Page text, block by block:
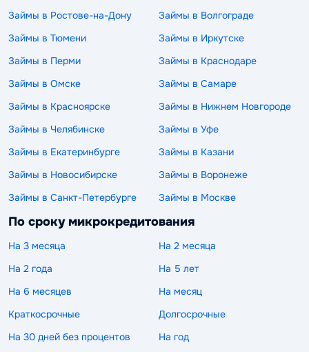
Займы в Ростове-на-Дону
Займы в Волгограде
Займы в Тюмени
Займы в Иркутске
Займы в Перми
Займы в Краснодаре
Займы в Омске
Займы в Самаре
Займы в Красноярске
Займы в Нижнем Новгороде
Займы в Челябинске
Займы в Уфе
Займы в Екатеринбурге
Займы в Казани
Займы в Новосибирске
Займы в Воронеже
Займы в Санкт-Петербурге
Займы в Москве
По сроку микрокредитования
На 3 месяца
На 2 месяца
На 2 года
На 5 лет
На 6 месяцев
На месяц
Краткосрочные
Долгосрочные
На 30 дней без процентов
На год